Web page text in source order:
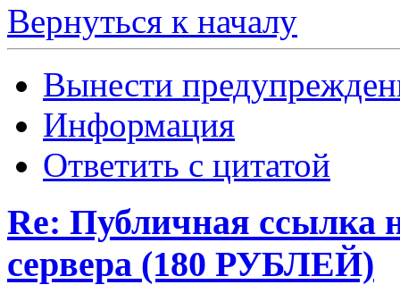
Вернуться к началу
Вынести
Информация
Ответить с цитатой
Re: Публичная ссылка
сервера (180 РУБЛЕЙ)